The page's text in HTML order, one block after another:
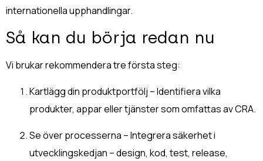
internationella upphandlingar.
Så kan du börja redan nu
Vi brukar rekommendera tre första steg:
Kartlägg din produktportfölj –Identifiera vilka
produkter, appar eller tjänster som omfattas av CRA.
Se över processerna –Integrera säkerhet i
utvecklingskedjan – design, kod, test, release,